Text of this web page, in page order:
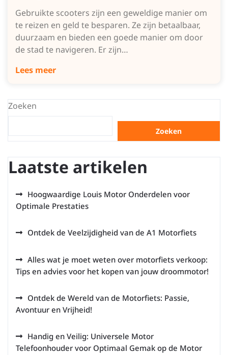
Gebruikte scooters zijn een geweldige manier om
te reizen en geld te besparen. Ze zijn betaalbaar,
duurzaam en bieden een goede manier om door
de stad te navigeren. Er zijn…
Lees meer
Zoeken
Zoeken
Laatste artikelen
Hoogwaardige Louis Motor Onderdelen voor
Optimale Prestaties
Ontdek de Veelzijdigheid van de A1 Motorfiets
Alles wat je moet weten over motorfiets verkoop:
Tips en advies voor het kopen van jouw droommotor!
Ontdek de Wereld van de Motorfiets: Passie,
Avontuur en Vrijheid!
Handig en Veilig: Universele Motor
Telefoonhouder voor Optimaal Gemak op de Motor